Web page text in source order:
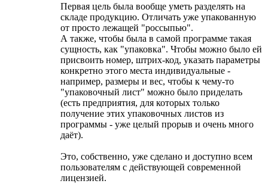
Первая цель была вообще уметь разделять на
складе продукцию. Отличать уже упакованную
от просто лежащей "россыпью".
А также, чтобы была в самой программе такая
сущность, как "упаковка". Чтобы можно было ей
присвоить номер, штрих-код, указать параметры
конкретно этого места индивидуальные -
например, размеры и вес, чтобы к чему-то
"упаковочный лист" можно было приделать
(есть предприятия, для которых только
получение этих упаковочных листов из
программы - уже целый прорыв и очень много
даёт).
Это, собственно, уже сделано и доступно всем
пользователям с действующей современной
лицензией.